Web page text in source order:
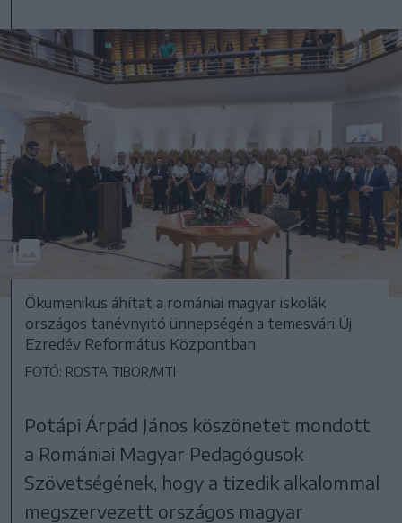
Ökumenikus áhítat a romániai magyar iskolák
országos tanévnyitó ünnepségén a temesvári Új
Ezredév Református Központban
FOTÓ: ROSTA TIBOR/MTI
Potápi Árpád János köszönetet mondott
a Romániai Magyar Pedagógusok
Szövetségének, hogy a tizedik alkalommal
megszervezett országos magyar